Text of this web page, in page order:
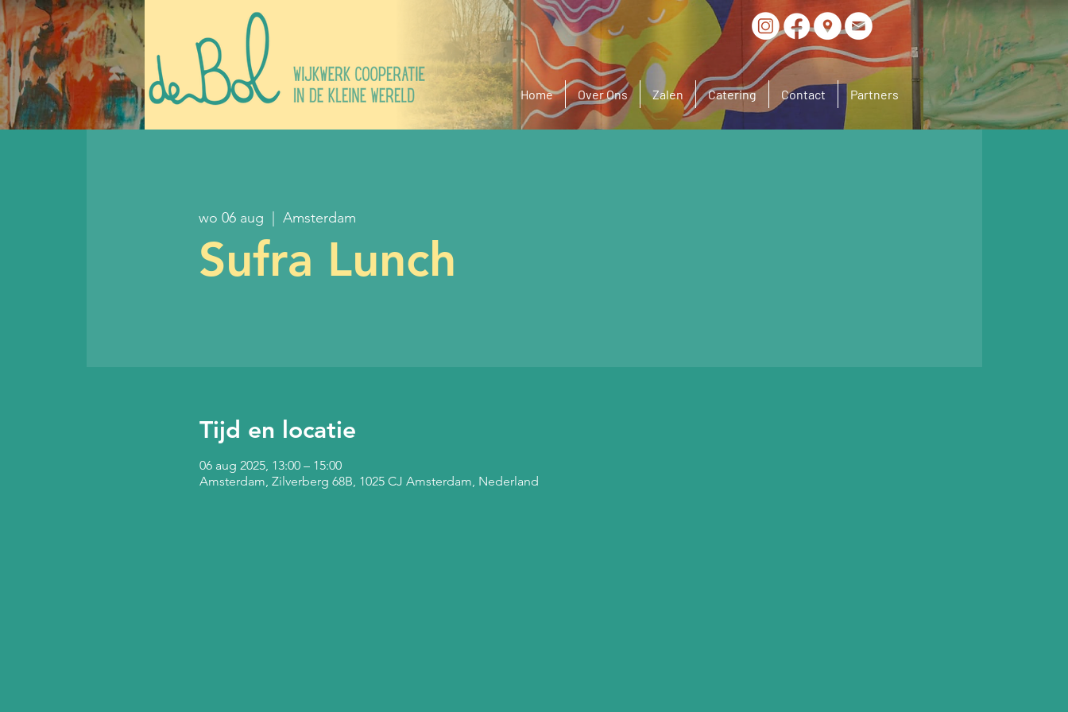
Home Over Ons Zalen Catering Contact Partners
wo 06 aug Amsterdam
Sufra Lunch
Tijd en locatie
06 aug 2025, 13:00 – 15:00
Amsterdam, Zilverberg 68B, 1025 CJ Amsterdam, Nederland